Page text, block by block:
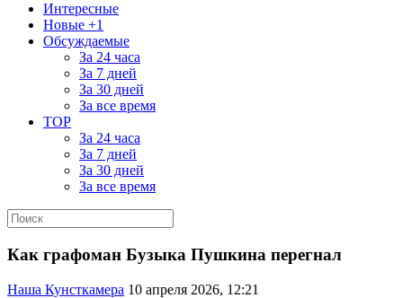
Интересные
Новые +1
Обсуждаемые
За 24 часа
За 7 дней
За 30 дней
За все время
TOP
За 24 часа
За 7 дней
За 30 дней
За все время
Как графоман Бузыка Пушкина перегнал
Наша Кунсткамера 10 апреля 2026, 12:21